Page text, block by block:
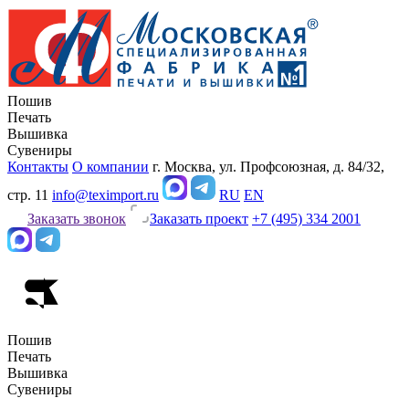
Пошив
Печать
Вышивка
Сувениры
Контакты О компании г. Москва, ул. Профсоюзная, д. 84/32,
стр. 11 info@teximport.ru RU EN
Заказать звонок
Заказать проект +7 (495) 334 2001
Пошив
Печать
Вышивка
Сувениры